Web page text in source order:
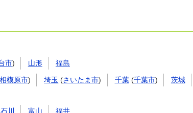
市) 山形 福島
相模原市) 埼玉 (さいたま市) 千葉(千葉市)
茨城
石川 富山 福井